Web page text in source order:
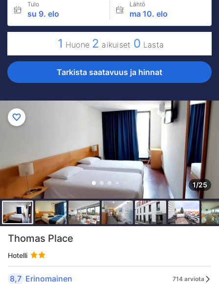
Tulo
su 9. elo
Lähtö
ma 10. elo
1 Huone 2 aikuiset 0 Lasta
Tarkista saatavuus ja hinnat
1/25
Thomas Place
Hotelli
8,7 Erinomainen 714 arviota